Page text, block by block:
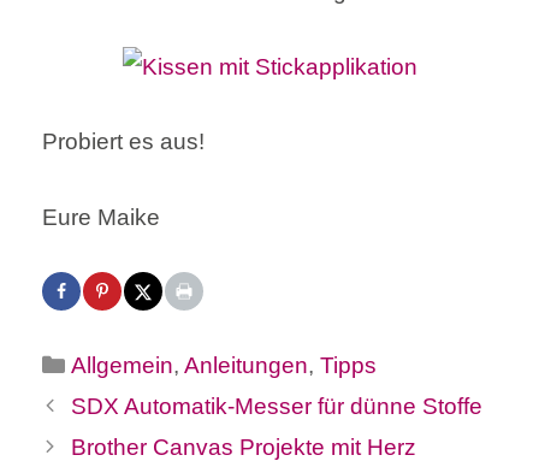
Probiert es aus!
Eure Maike
Kategorien
Allgemein,Anleitungen,Tipps
SDX Automatik-Messer für dünne Stoffe
Brother Canvas Projekte mit Herz